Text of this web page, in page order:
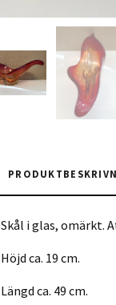
Skål i glas, omärkt.
Höjd ca. 19 cm.
Längd ca. 49 cm.